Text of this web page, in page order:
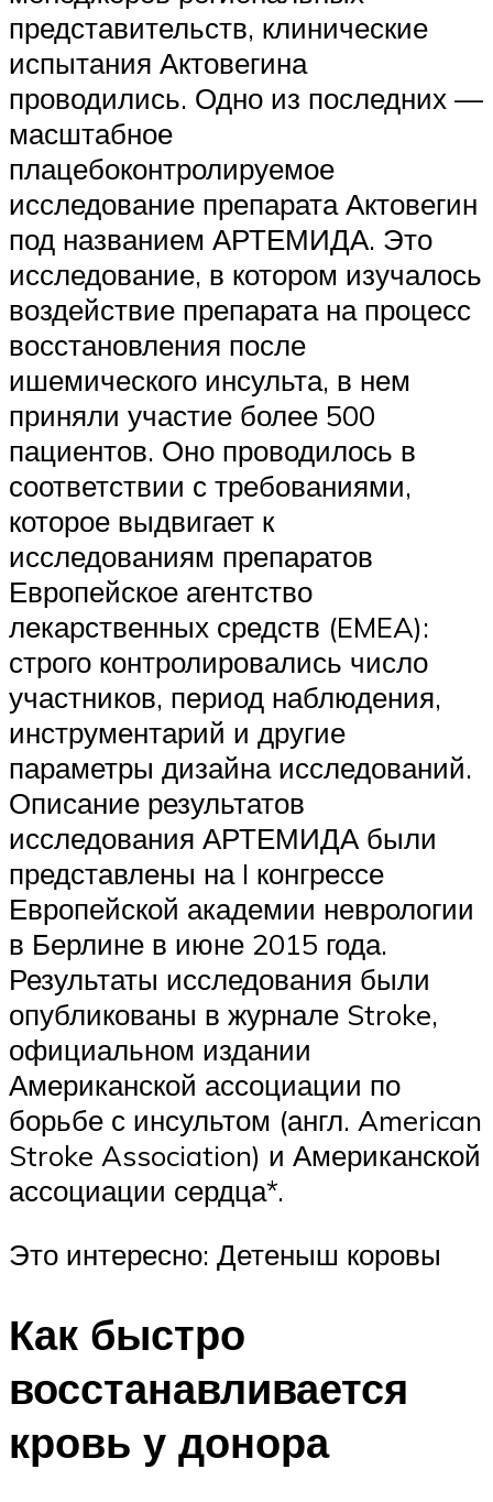
представительств, клинические
испытания Актовегина
проводились. Одно из последних —
масштабное
плацебоконтролируемое
исследование препарата Актовегин
под названием АРТЕМИДА. Это
исследование, в котором изучалось
воздействие препарата на процесс
восстановления после
ишемического инсульта, в нем
приняли участие более 500
пациентов. Оно проводилось в
соответствии с требованиями,
которое выдвигает к
исследованиям препаратов
Европейское агентство
лекарственных средств (EMEA):
строго контролировались число
участников, период наблюдения,
инструментарий и другие
параметры дизайна исследований.
Описание результатов
исследования АРТЕМИДА были
представлены на I конгрессе
Европейской академии неврологии
в Берлине в июне 2015 года.
Результаты исследования были
опубликованы в журнале Stroke,
официальном издании
Американской ассоциации по
борьбе с инсультом (англ. American
Stroke Association) и Американской
ассоциации сердца*.
Это интересно: Детеныш коровы
Как быстро
восстанавливается
кровь у донора